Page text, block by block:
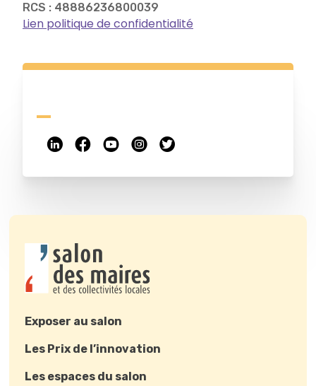
RCS : 48886236800039
Lien politique de confidentialité
Exposer au salon
Les Prix de l’innovation
Les espaces du salon